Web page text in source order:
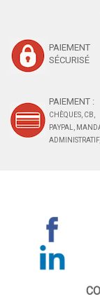
PAIEMENT
SÉCURISÉ
PAIEMENT :
CHÈQUES, CB,
PAYPAL,